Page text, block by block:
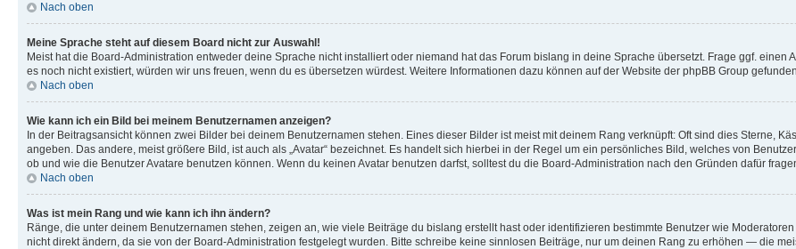
Nach oben
Meine Sprache steht auf diesem Board nicht zur Auswahl!
Meist hat die Board-Administration entweder deine Sprache nicht installiert oder niemand hat das Forum bislang in deine Sprache übersetzt. Frage ggf.
es noch nicht existiert, würden wir uns freuen, wenn du es übersetzen würdest. Weitere Informationen dazu können auf der Website der phpBB Group
Nach oben
Wie kann ich ein Bild bei meinem Benutzernamen anzeigen?
In der Beitragsansicht können zwei Bilder bei deinem Benutzernamen stehen. Eines dieser Bilder ist meist mit deinem Rang verknüpft: Oft sind dies Sterne,
angeben. Das andere, meist größere Bild, ist auch als „Avatar“ bezeichnet. Es handelt sich hierbei in der Regel um ein persönliches Bild, welches von
ob und wie die Benutzer Avatare benutzen können. Wenn du keinen Avatar benutzen darfst, solltest du die Board-Administration nach den Gründen dafür
Nach oben
Was ist mein Rang und wie kann ich ihn ändern?
Ränge, die unter deinem Benutzernamen stehen, zeigen an, wie viele Beiträge du bislang erstellt hast oder identifizieren bestimmte Benutzer wie
nicht direkt ändern, da sie von der Board-Administration festgelegt wurden. Bitte schreibe keine sinnlosen Beiträge, nur um deinen Rang zu erhöhen — die